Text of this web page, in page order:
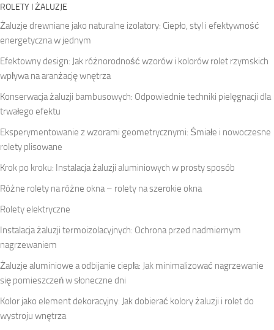
ROLETY I ŻALUZJE
Żaluzje drewniane jako naturalne izolatory: Ciepło, styl i efektywność
energetyczna w jednym
Efektowny design: Jak różnorodność wzorów i kolorów rolet rzymskich
wpływa na aranżację wnętrza
Konserwacja żaluzji bambusowych: Odpowiednie techniki pielęgnacji dla
trwałego efektu
Eksperymentowanie z wzorami geometrycznymi: Śmiałe i nowoczesne
rolety plisowane
Krok po kroku: Instalacja żaluzji aluminiowych w prosty sposób
Różne rolety na różne okna – rolety na szerokie okna
Rolety elektryczne
Instalacja żaluzji termoizolacyjnych: Ochrona przed nadmiernym
nagrzewaniem
Żaluzje aluminiowe a odbijanie ciepła: Jak minimalizować nagrzewanie
się pomieszczeń w słoneczne dni
Kolor jako element dekoracyjny: Jak dobierać kolory żaluzji i rolet do
wystroju wnętrza